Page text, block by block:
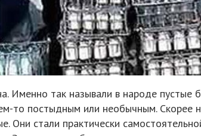
Именно так называли в народе пустые
то постыдным или необычным. Скорее
Они стали практически